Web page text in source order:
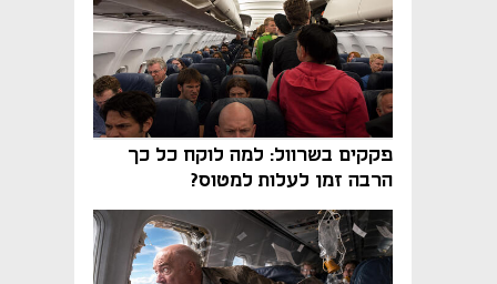
פקקים בשרוול: למה לוקח כל כך
הרבה זמן לעלות למטוס?